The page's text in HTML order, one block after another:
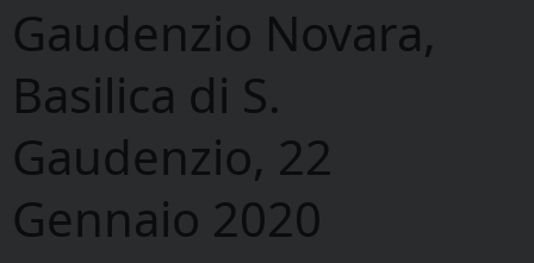
Gaudenzio Novara,
Basilica di S.
Gaudenzio, 22
Gennaio 2020